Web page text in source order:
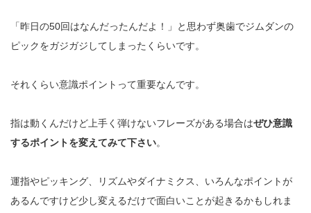
「昨日の50回はなんだったんだよ！」
と思わず奥歯でジムダンの
ピックをガジガジしてしまったくらいです。
それくらい意識ポイントって重要なんです。
指は動くんだけど上手く弾けないフレーズがある場合はぜひ意識
するポイントを変えてみて下さい。
運指やピッキング、リズムやダイナミクス、いろんなポイントが
あるんですけど少し変えるだけで面白いことが起きるかもしれま